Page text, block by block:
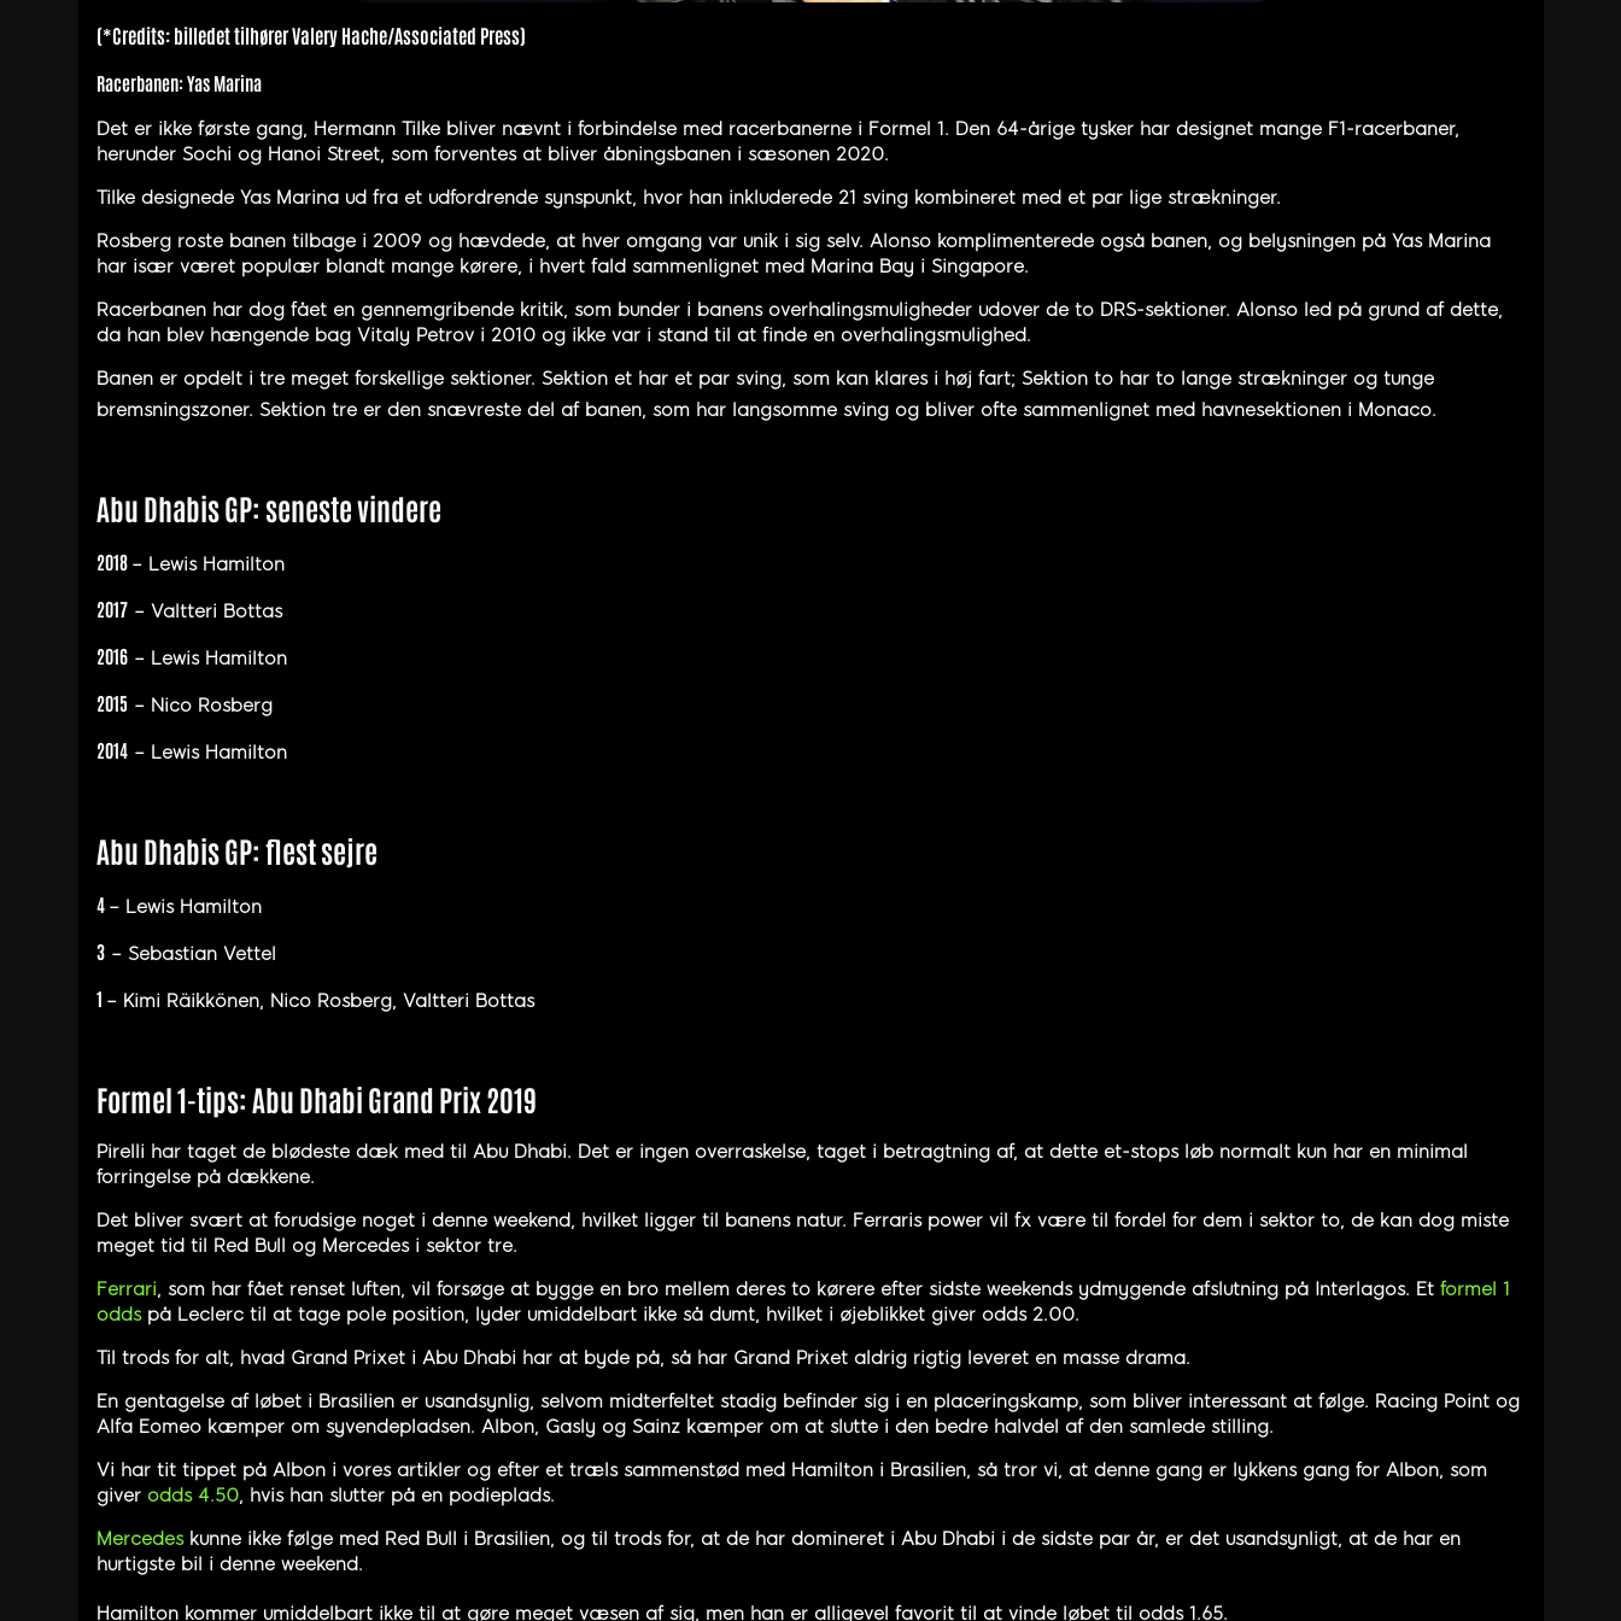
(*Credits: billedet tilhører Valery Hache/Associated Press)
Racerbanen: Yas Marina
Det er ikke første gang, Hermann Tilke bliver nævnt i forbindelse med racerbanerne i Formel 1. Den 64-årige tysker har designet mange F1-racerbaner,
herunder Sochi og Hanoi Street, som forventes at bliver åbningsbanen i sæsonen 2020.
Tilke designede Yas Marina ud fra et udfordrende synspunkt, hvor han inkluderede 21 sving kombineret med et par lige strækninger.
Rosberg roste banen tilbage i 2009 og hævdede, at hver omgang var unik i sig selv. Alonso komplimenterede også banen, og belysningen på Yas Marina
har især været populær blandt mange kørere, i hvert fald sammenlignet med Marina Bay i Singapore.
Racerbanen har dog fået en gennemgribende kritik, som bunder i banens overhalingsmuligheder udover de to DRS-sektioner. Alonso led på grund af dette,
da han blev hængende bag Vitaly Petrov i 2010 og ikke var i stand til at finde en overhalingsmulighed.
Banen er opdelt i tre meget forskellige sektioner. Sektion et har et par sving, som kan klares i høj fart; Sektion to har to lange strækninger og tunge
bremsningszoner. Sektion tre er den snævreste del af banen, som har langsomme sving og bliver ofte sammenlignet med havnesektionen i Monaco.
Abu Dhabis GP: seneste vindere
2018 – Lewis Hamilton
2017– Valtteri Bottas
2016– Lewis Hamilton
2015 – Nico Rosberg
2014– Lewis Hamilton
Abu Dhabis GP: flest sejre
4 – Lewis Hamilton
3– Sebastian Vettel
1 – Kimi Räikkönen, Nico Rosberg, Valtteri Bottas
Formel 1-tips: Abu Dhabi Grand Prix 2019
Pirelli har taget de blødeste dæk med til Abu Dhabi. Det er ingen overraskelse, taget i betragtning af, at dette et-stops løb normalt kun har en minimal
forringelse på dækkene.
Det bliver svært at forudsige noget i denne weekend, hvilket ligger til banens natur. Ferraris power vil fx være til fordel for dem i sektor to, de kan dog miste
meget tid til Red Bull og Mercedes i sektor tre.
Ferrari, som har fået renset luften, vil forsøge at bygge en bro mellem deres to kørere efter sidste weekends ydmygende afslutning på Interlagos. Et formel 1
oddspå Leclerc til at tage pole position, lyder umiddelbart ikke så dumt, hvilket i øjeblikket giver odds 2.00.
Til trods for alt, hvad Grand Prixet i Abu Dhabi har at byde på, så har Grand Prixet aldrig rigtig leveret en masse drama.
En gentagelse af løbet i Brasilien er usandsynlig, selvom midterfeltet stadig befinder sig i en placeringskamp, som bliver interessant at følge. Racing Point og
Alfa Eomeo kæmper om syvendepladsen. Albon, Gasly og Sainz kæmper om at slutte i den bedre halvdel af den samlede stilling.
Vi har tit tippet på Albon i vores artikler og efter et træls sammenstød med Hamilton i Brasilien, så tror vi, at denne gang er lykkens gang for Albon, som
giver odds 4.50, hvis han slutter på en podieplads.
Mercedeskunne ikke følge med Red Bull i Brasilien, og til trods for, at de har domineret i Abu Dhabi i de sidste par år, er det usandsynligt, at de har en
hurtigste bil i denne weekend.
Hamilton kommer umiddelbart ikke til at gøre meget væsen af sig, men han er alligevel favorit til at vinde løbet til odds 1.65.